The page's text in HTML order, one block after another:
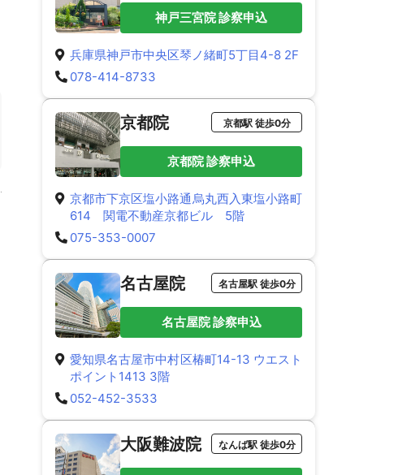
神戸三宮院 診察申込
兵庫県神戸市中央区琴ノ緒町5丁目4-8 2F
078-414-8733
京都院 京都駅 徒歩0分
京都院 診察申込
京都市下京区塩小路通烏丸西入東塩小路町
614 関電不動産京都ビル 5階
075-353-0007
名古屋院 名古屋駅 徒歩0分
名古屋院 診察申込
愛知県名古屋市中村区椿町14-13 ウエスト
ポイント1413 3階
052-452-3533
大阪難波院 なんば駅 徒歩0分